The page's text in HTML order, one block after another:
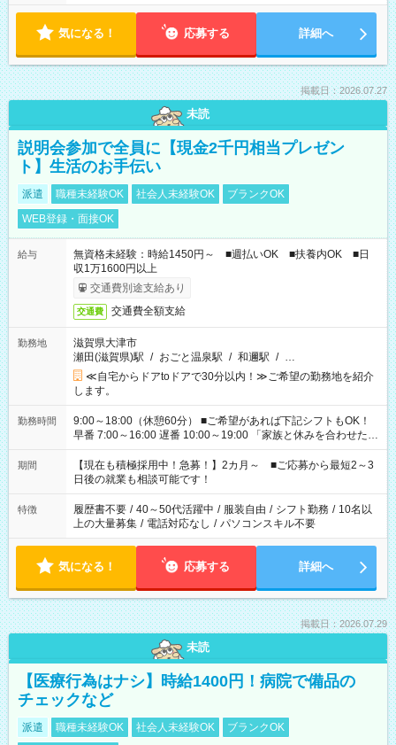
気になる！ 応募する 詳細へ
掲載日：2026.07.27
未読
説明会参加で全員に【現金2千円相当プレゼン
ト】生活のお手伝い
派遣 職種未経験OK 社会人未経験OK
ブランクOK
WEB登録・面接OK
給与
無資格未経験：時給1450円～ ■週払いOK ■扶養内OK ■日
収1万1600円以上
交通費別途支給あり
交通費 交通費全額支給
勤務地
滋賀県大津市
瀬田(滋賀県)駅 / おごと温泉駅 / 和邇駅 / …
≪自宅からドアtoドアで30分以内！≫ご希望の勤務地を紹介
します。
勤務時間
9:00～18:00（休憩60分） ■ご希望があれば下記シフトもOK！
早番 7:00～16:00 遅番 10:00～19:00 「家族と休みを合わせた
い」 「余裕を持って夕飯の準備がしたい」 「できれば残業はし
たくない」 など、ご希望を教えてくださいね。 ※Wワーク希望
の方へ 今ご覧のお仕事で希望する勤務時間と、もう1つのお仕事
の勤務時間。 合計で週40時間を超える場合は応募できません。
期間
【現在も積極採用中！急募！】2カ月～ ■ご応募から最短2～3
日後の就業も相談可能です！
特徴 履歴書不要 / 40～50代活躍中 / 服装自由 / シフト勤務 / 10名以
上の大量募集 / 電話対応なし / パソコンスキル不要
気になる！ 応募する 詳細へ
掲載日：2026.07.29
未読
【医療行為はナシ】時給1400円！病院で備品の
チェックなど
派遣 職種未経験OK 社会人未経験OK
ブランクOK